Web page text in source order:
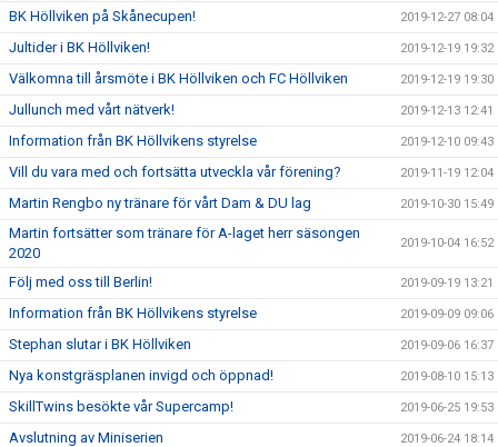
BK Höllviken på Skånecupen! 2019-12-27 08:04
Jultider i BK Höllviken! 2019-12-19 19:32
Välkomna till årsmöte i BK Höllviken och FC Höllviken 2019-12-19 19:30
Jullunch med vårt nätverk! 2019-12-13 12:41
Information från BK Höllvikens styrelse 2019-12-10 09:43
Vill du vara med och fortsätta utveckla vår förening? 2019-11-19 12:04
Martin Rengbo ny tränare för vårt Dam & DU lag 2019-10-30 15:49
Martin fortsätter som tränare för A-laget herr säsongen
2020
2019-10-04 16:52
Följ med oss till Berlin! 2019-09-19 13:21
Information från BK Höllvikens styrelse 2019-09-09 09:06
Stephan slutar i BK Höllviken 2019-09-06 16:37
Nya konstgräsplanen invigd och öppnad! 2019-08-10 15:13
SkillTwins besökte vår Supercamp! 2019-06-25 19:53
Avslutning av Miniserien 2019-06-24 18:14